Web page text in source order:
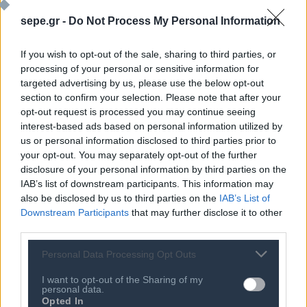
sepe.gr - Do Not Process My Personal Information
If you wish to opt-out of the sale, sharing to third parties, or
processing of your personal or sensitive information for
targeted advertising by us, please use the below opt-out
section to confirm your selection. Please note that after your
opt-out request is processed you may continue seeing
interest-based ads based on personal information utilized by
us or personal information disclosed to third parties prior to
your opt-out. You may separately opt-out of the further
disclosure of your personal information by third parties on the
IAB’s list of downstream participants. This information may
also be disclosed by us to third parties on the IAB’s List of
Downstream Participants that may further disclose it to other
Personal Data Processing Opt Outs
I want to opt-out of the Sharing of my
personal data.
Opted In
Τον Ιούνιο του 2017, η Ε.Ε. ενέτεινε την αντίδρασή της,
θεσπίζοντας πλαίσιο για κοινή διπλωματική αντίδραση
της έναντι κακόβουλων δραστηριοτήτων στον
κυβερνοχώρο (“εργαλειοθήκη για τη διπλωματία στον
κυβερνοχώρο”). Χάρη στο πλαίσιο αυτό, η Ε.Ε. και τα
κράτη - μέλη μπορούν να χρησιμοποιούν όλα τα μέτρα
της ΚΕΠΠΑ, συμπεριλαμβανομένων περιοριστικών
μέτρων.
Η χρήση αυτών των μέτρων γίνεται εφόσον αυτό
την αντιμετώπιση κακόβουλων δραστηριοτήτων στον
κυβερνοχώρο, που απειλούν την ακεραιότητα και την
ασφάλειά τους.